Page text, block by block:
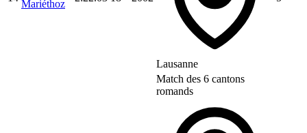
Mariéthoz
Lausanne
Match des 6 cantons
romands